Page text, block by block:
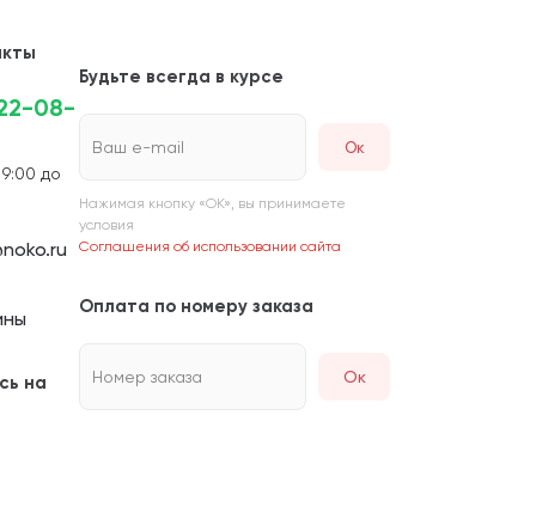
08-
до
на
Будьте всегда в курсе
Ваш e-mail
Нажимая кнопку «ОК», вы принимаете
условия
Соглашения об использовании сайта
Оплата по номеру заказа
Номер заказа Ок